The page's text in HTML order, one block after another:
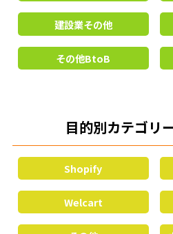
建設業その他
その他BtoB
目的別カテゴリ
Shopify
Welcart